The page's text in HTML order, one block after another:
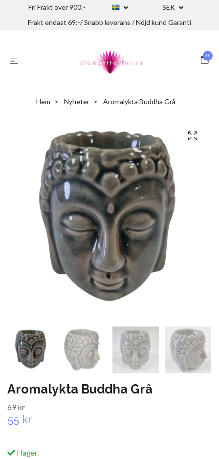
Fri Frakt över 900:-
SEK
Frakt endast 69:-/ Snabb leverans / Nöjd kund Garanti
0
Hem Nyheter Aromalykta Buddha Grå
Aromalykta Buddha Grå
69 kr
55 kr
I lager.